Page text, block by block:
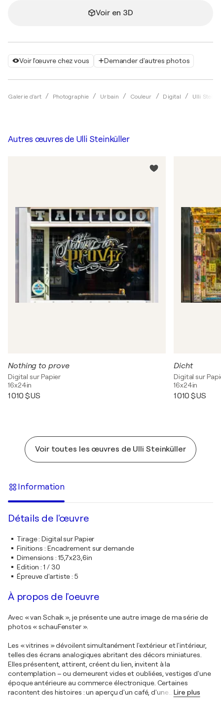
Voir l'œuvre chez vous Demander d'autres photos
Galerie d'art Photographie Urbain Couleur Digital Ulli
Voir en 3D
Autres œuvres de Ulli Steinküller
Nothing to prove
Digital sur Papier
16x24in
1 010 $US
Dicht
Digital sur
16x24in
1 010 $US
Voir toutes les œuvres de Ulli Steinküller
Information
Détails de l'œuvre
Tirage:Digital sur Papier
Finitions : Encadrement sur demande
Dimensions : 15,7x23,6in
Edition :1 / 30
Épreuve d'artiste:5
À propos de l'oeuvre
Avec « van Schaik », je présente une autre image de ma série de
photos « schauFenster ».
Les « vitrines » dévoilent simultanément l'extérieur et l'intérieur,
telles des écrans analogiques abritant des décors miniatures.
Elles présentent, attirent, créent du lien, invitent à la
contemplation – ou demeurent vides et oubliées, vestiges d'une
époque antérieure au commerce électronique. Certaines
racontent des histoires : un aperçu d'un café, d'une
Lire plus